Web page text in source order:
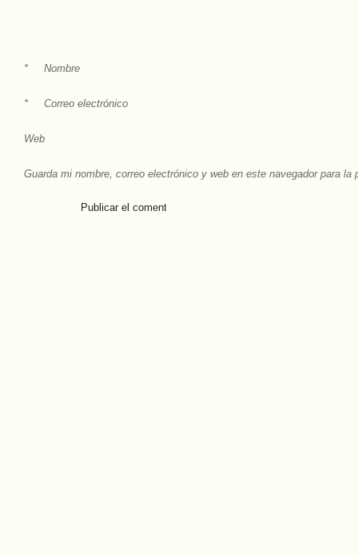
Nombre
*
Correo electrónico
*
Web
Guarda mi nombre, correo electrónico y web en este navegador para la